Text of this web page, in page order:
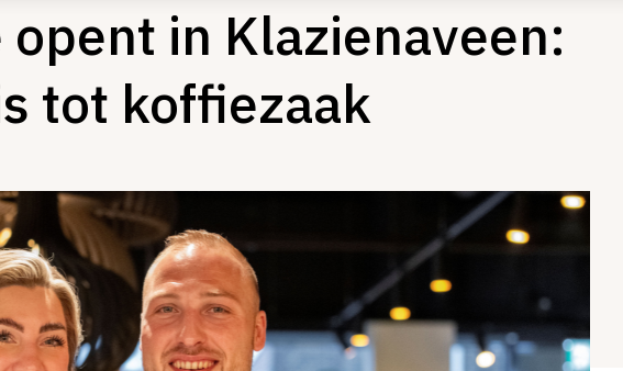
opent in Klazienaveen:
tot koffiezaak